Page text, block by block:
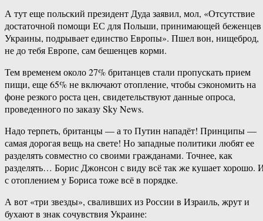
А тут еще польский президент Дуда заявил, мол, «Отсутствие
достаточной помощи ЕС для Польши, принимающей беженцев
Украины, подрывает единство Европы». Пшел вон, нищеброд,
не до тебя Европе, сам бешенцев корми.
Тем временем около 27% британцев стали пропускать прием
пищи, еще 65% не включают отопление, чтобы сэкономить на
фоне резкого роста цен, свидетельствуют данные опроса,
проведенного по заказу Sky News.
Надо терпеть, британцы — а то Путин нападёт! Принципы —
самая дорогая вещь на свете! Но западные политики любят ее
разделять совместно со своими гражданами. Точнее, как
разделять… Борис Джонсон с виду всё так же кушает хорошо.
с отоплением у Бориса тоже всё в порядке.
А вот «три звезды», сваливших из России в Израиль, жрут и
бухают в знак сочувствия Украине: